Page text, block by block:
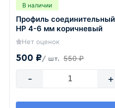
В наличии
Профиль соединительный
HP 4-6 мм коричневый
Нет оценок
500 ₽/ шт. 550 ₽
- +